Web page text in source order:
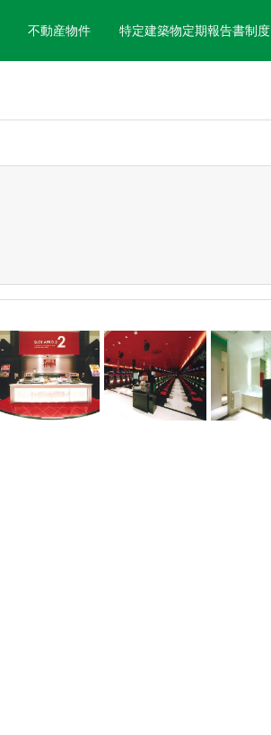
不動産物件 特定建築物定期報告書制度